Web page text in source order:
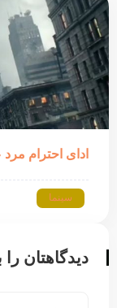
ادای احترام
سینما
دیدگاهتان را